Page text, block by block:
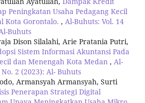
Peningkatan Usaha Pedagang Kecil
Kota Gorontalo. , Al-Buhuts: Vol. 14
Buhuts
Dison Silalahi, Arie Pratania Putri,
Sistem Informasi Akuntansi Pada
dan Menengah Kota Medan , Al-
2 (2023): Al- Buhuts
Armansyah Armansyah, Surti
Penerapan Strategi Digital